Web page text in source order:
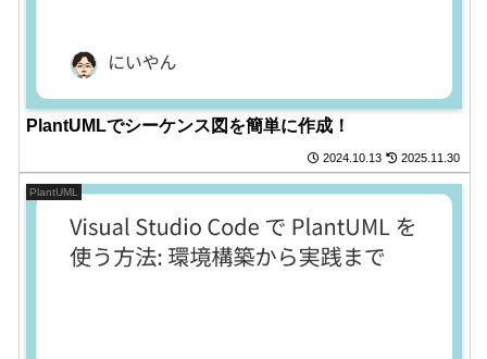
PlantUMLでシーケンス図を簡単に作成！
2024.10.13 2025.11.30
PlantUML